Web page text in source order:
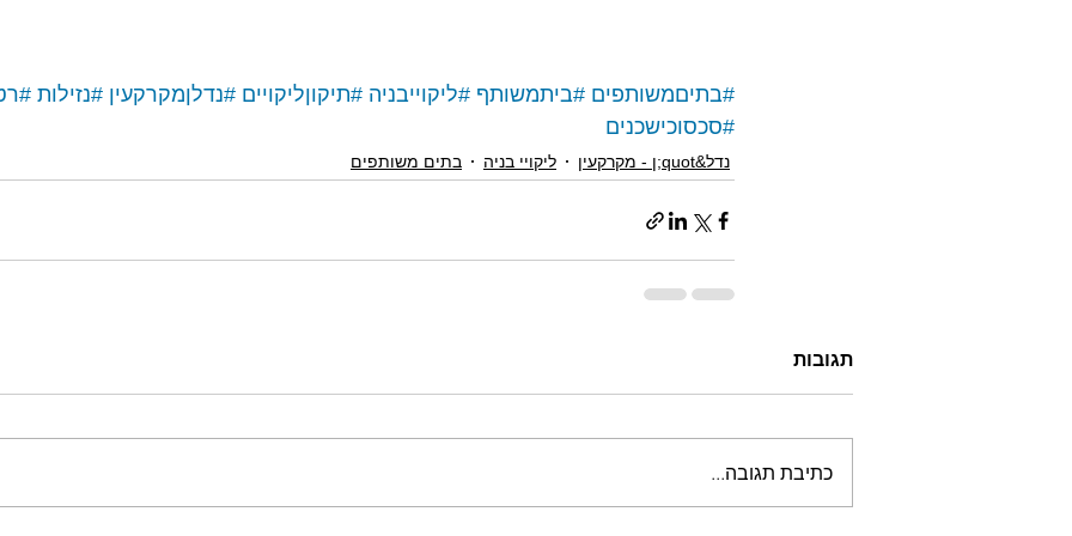
#בתיםמשותפים #ביתמשותף #ליקוייבניה #תיקוןליקויים #נדלןמקרקעין #נזילות
#סכסוכישכנים
נדל&quot;ן - מקרקעין ליקויי בניה בתים משותפים
תגובות
כתיבת תגובה...